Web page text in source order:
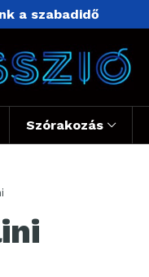
a szabadidő
Szórakozás